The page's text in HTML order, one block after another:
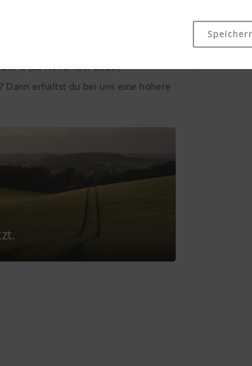
Cookies tragen dazu bei, diese Webseite für Sie
Grundfunktionalitäten, wie die Navigation auf der
und Cookies nicht.
Speichert , ob das Banner zur „Cookie-
Nutzerfreundlichkeit und Leistungsfähigkeit
Zweck des Cookies
(ab November 2025)
Dann erhältst du bei uns eine höhere